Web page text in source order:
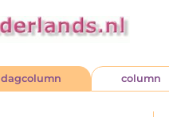
dagcolumn column